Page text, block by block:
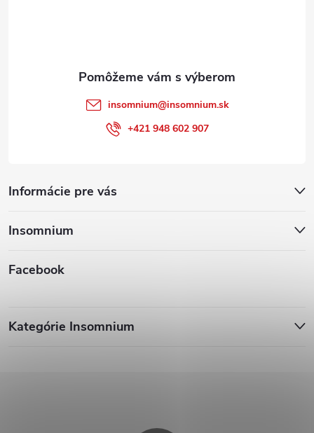
Informácie pre vás
Insomnium
Facebook
insomnium@insomnium.sk
+421 948 602 907
Kategórie Insomnium